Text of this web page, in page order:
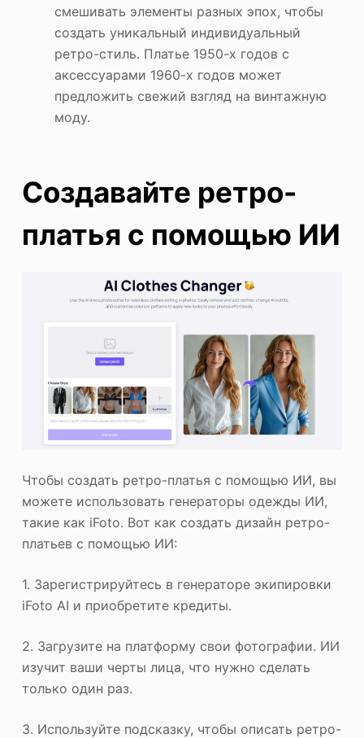
смешивать элементы разных эпох, чтобы
создать уникальный индивидуальный
ретро-стиль. Платье 1950-х годов с
аксессуарами 1960-х годов может
предложить свежий взгляд на винтажную
моду.
Создавайте ретро-
платья с помощью ИИ
Чтобы создать ретро-платья с помощью ИИ, вы
можете использовать генераторы одежды ИИ,
такие как iFoto. Вот как создать дизайн ретро-
платьев с помощью ИИ:
1. Зарегистрируйтесь в генераторе экипировки
iFoto AI и приобретите кредиты.
2. Загрузите на платформу свои фотографии. ИИ
изучит ваши черты лица, что нужно сделать
только один раз.
3. Используйте подсказку, чтобы описать ретро-